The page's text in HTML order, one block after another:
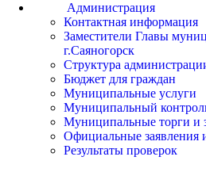
Администрация
Контактная информация
Заместители Главы
г.Саяногорск
Структура
Бюджет для граждан
Муниципальные услуги
Муниципальный
Муниципальные торги и
Официальные заявления
Результаты проверок